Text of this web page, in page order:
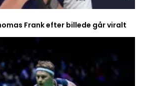
Frank efter billede går viralt